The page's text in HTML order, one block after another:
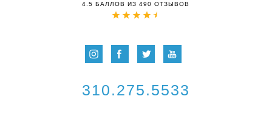
4.5 БАЛЛОВ ИЗ 490 ОТЗЫВОВ
310.275.5533